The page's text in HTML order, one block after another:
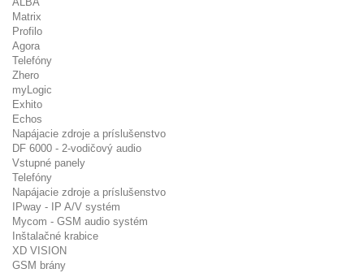
Matrix
Profilo
Agora
Telefóny
Zhero
myLogic
Exhito
Echos
Napájacie zdroje a príslušenstvo
DF 6000 - 2-vodičový audio
Vstupné panely
Telefóny
Napájacie zdroje a príslušenstvo
IPway - IP A/V systém
Mycom - GSM audio systém
Inštalačné krabice
XD VISION
GSM brány